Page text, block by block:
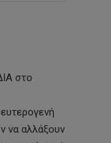
στο
να αλλάξουν